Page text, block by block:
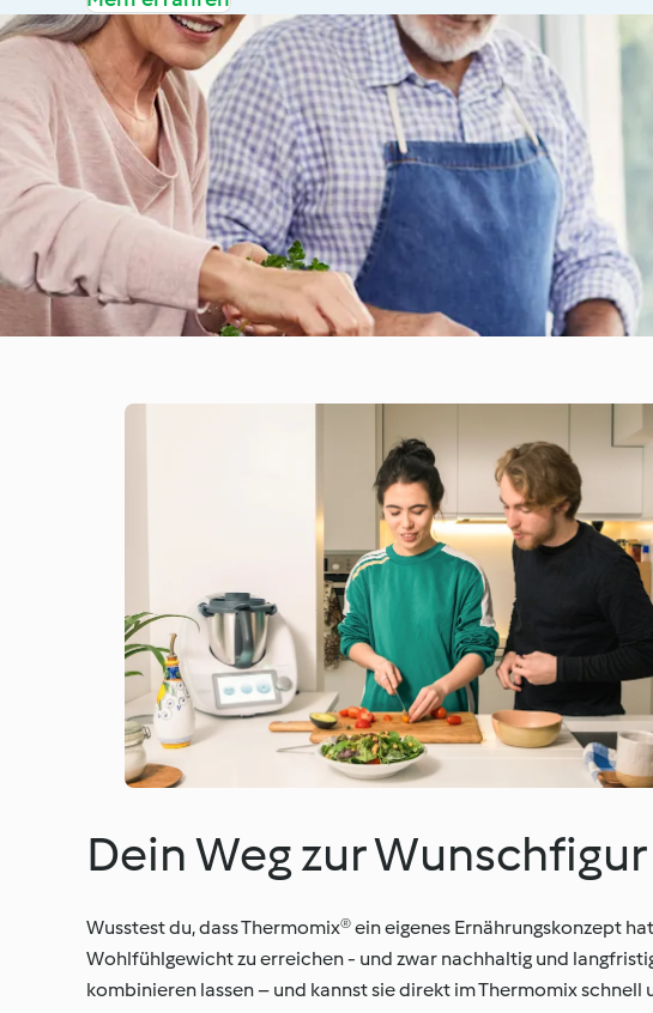
Dein Weg zur Wunschfigur
Wusstest du, dass Thermomix® ein eigenes Ernährungskonzept
Wohlfühlgewicht zu erreichen - und zwar nachhaltig und
kombinieren lassen – und kannst sie direkt im Thermomix